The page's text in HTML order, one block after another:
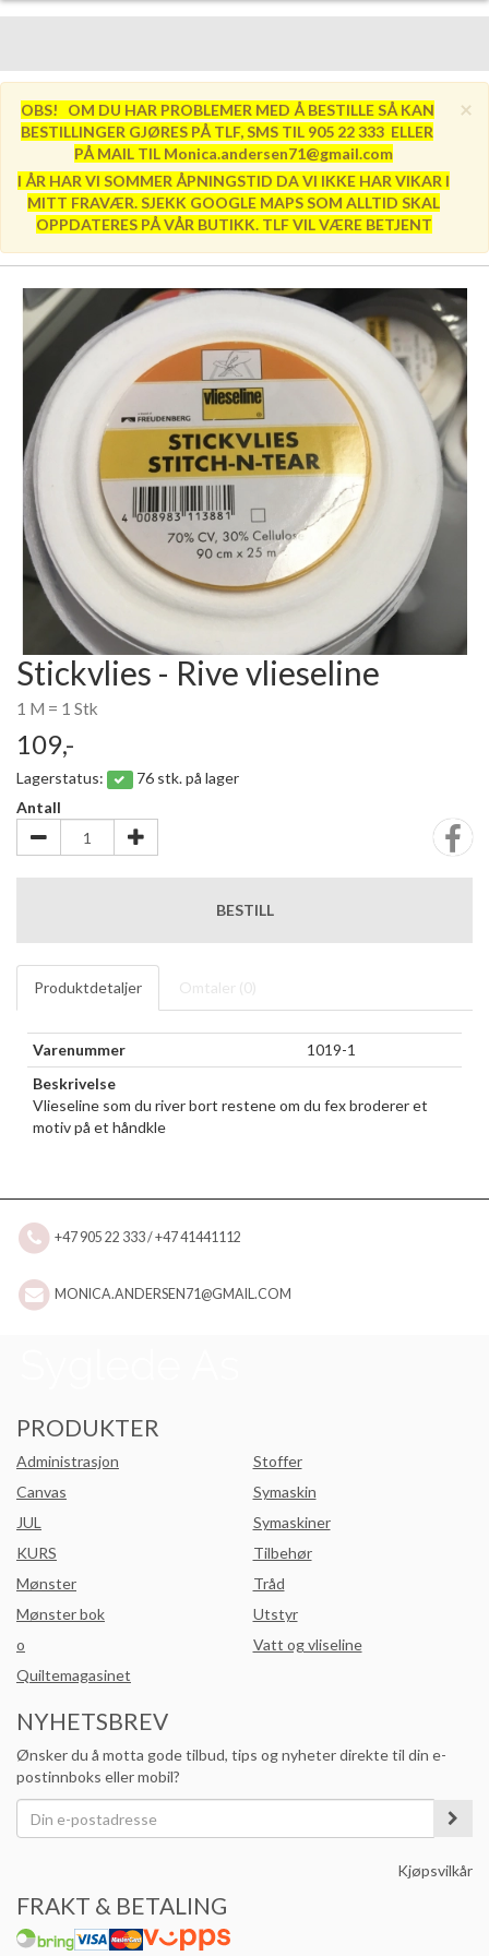
×
OBS! OM DU HAR PROBLEMER MED Å BESTILLE SÅ KAN
BESTILLINGER GJØRES PÅ TLF, SMS TIL 905 22 333 ELLER
PÅ MAIL TIL Monica.andersen71@gmail.com
I ÅR HAR VI SOMMER ÅPNINGSTID DA VI IKKE HAR VIKAR I
MITT FRAVÆR. SJEKK GOOGLE MAPS SOM ALLTID SKAL
OPPDATERES PÅ VÅR BUTIKK. TLF VIL VÆRE BETJENT
Stickvlies - Rive vlieseline
1 M = 1 Stk
109,-
Lagerstatus:
76 stk. på lager
Antall
BESTILL
Produktdetaljer Omtaler (0)
Varenummer
1019-1
Beskrivelse
Vlieseline som du river bort restene om du fex broderer et
motiv på et håndkle
+47 905 22 333 / +47 41441112
MONICA.ANDERSEN71@GMAIL.COM
PRODUKTER
Administrasjon
Canvas
JUL
KURS
Mønster
Mønster bok
o
Quiltemagasinet
Stoffer
Symaskin
Symaskiner
Tilbehør
Tråd
Utstyr
Vatt og vliseline
NYHETSBREV
Ønsker du å motta gode tilbud, tips og nyheter direkte til din e-
postinnboks eller mobil?
Kjøpsvilkår
FRAKT & BETALING